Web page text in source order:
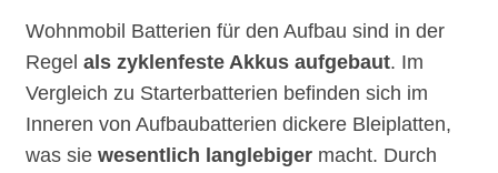
Wohnmobil Batterien für den Aufbau sind in der
Regel als zyklenfeste Akkus aufgebaut. Im
Vergleich zu Starterbatterien befinden sich im
Inneren von Aufbaubatterien dickere Bleiplatten,
was sie wesentlich langlebiger macht. Durch